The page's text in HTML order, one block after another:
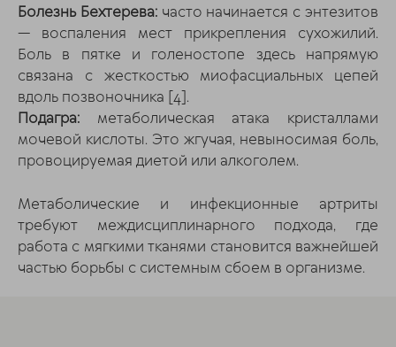
Болезнь Бехтерева:часто начинается с энтезитов
— воспаления мест прикрепления сухожилий.
Боль в пятке и голеностопе здесь напрямую
связана с жесткостью миофасциальных цепей
вдоль позвоночника [4].
Подагра: метаболическая атака кристаллами
мочевой кислоты. Это жгучая, невыносимая боль,
провоцируемая диетой или алкоголем.
Метаболические и инфекционные артриты
требуют междисциплинарного подхода, где
работа с мягкими тканями становится важнейшей
частью борьбы с системным сбоем в организме.